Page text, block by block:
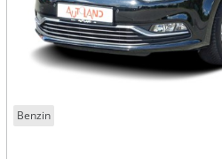
Benzin